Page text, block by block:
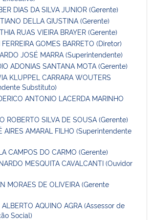
DIAS DA SILVA JUNIOR (Gerente)
DELLA GIUSTINA (Gerente)
RUAS VIEIRA BRAYER (Gerente)
FERREIRA GOMES BARRETO (Diretor)
JOSÉ MARRA (Superintendente)
ADONIAS SANTANA MOTA (Gerente)
KLUPPEL CARRARA WOUTERS
Substituto)
ANTONIO LACERDA MARINHO
ROBERTO SILVA DE SOUSA (Gerente)
AIRES AMARAL FILHO (Superintendente
CAMPOS DO CARMO (Gerente)
MESQUITA CAVALCANTI (Ouvidor
MORAES DE OLIVEIRA (Gerente
ALBERTO AQUINO AGRA (Assessor de
Social)